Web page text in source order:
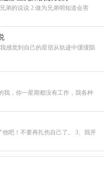
弟的说说 2.做为兄弟明知道会害
感觉到自己的星宿从轨迹中缓缓陨
我，你一星期都没有工作，我各种
吧！不要再扎伤自己了。 3、我开